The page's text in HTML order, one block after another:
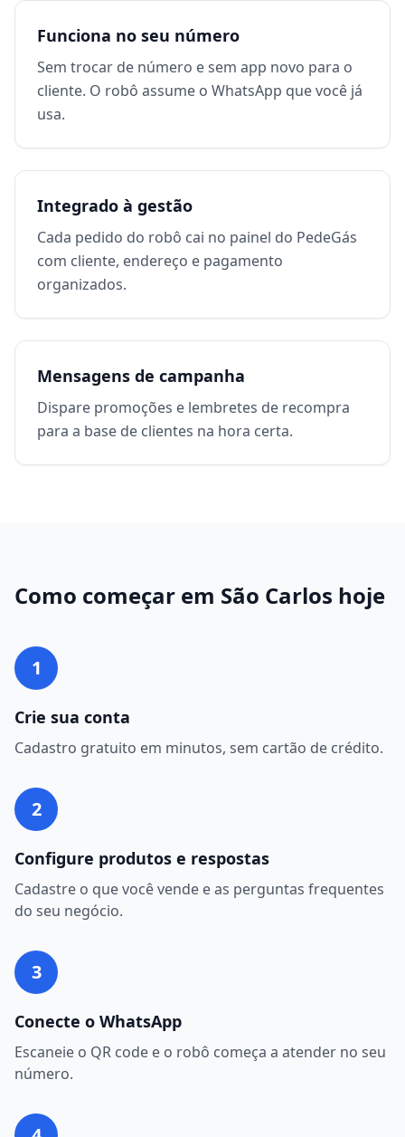
Funciona no seu número
Sem trocar de número e sem app novo para o
cliente. O robô assume o WhatsApp que você já
usa.
Integrado à gestão
Cada pedido do robô cai no painel do PedeGás
com cliente, endereço e pagamento
organizados.
Mensagens de campanha
Dispare promoções e lembretes de recompra
para a base de clientes na hora certa.
Como começar em São Carlos hoje
1
Crie sua conta
Cadastro gratuito em minutos, sem cartão de crédito.
2
Configure produtos e respostas
Cadastre o que você vende e as perguntas frequentes
do seu negócio.
3
Conecte o WhatsApp
Escaneie o QR code e o robô começa a atender no seu
número.